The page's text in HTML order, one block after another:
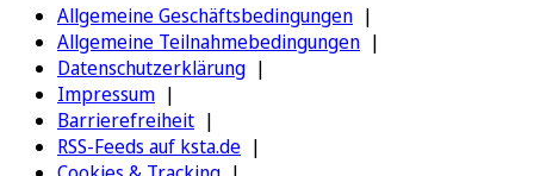
Allgemeine Geschäftsbedingungen
Allgemeine Teilnahmebedingungen
Datenschutzerklärung
Impressum
Barrierefreiheit
RSS-Feeds auf ksta.de